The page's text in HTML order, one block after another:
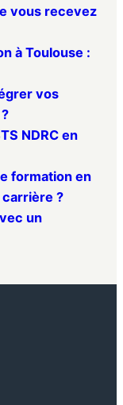
vous recevez
à Toulouse :
vos
NDRC en
formation en
?
un